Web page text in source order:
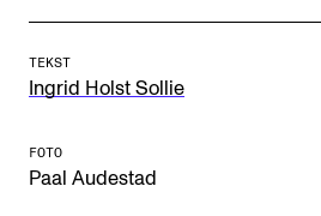
IN.TUNE
TEKST
Ingrid Holst Sollie
FOTO
Paal Audestad